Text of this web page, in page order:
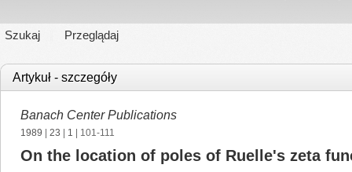
Szukaj Przeglądaj
Artykuł - szczegóły
Banach Center Publications
1989 23 1 | 101-111
On the location of poles of Ruelle's zeta